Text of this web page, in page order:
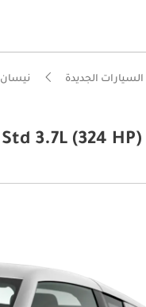
السيارات الجديدة نيسان